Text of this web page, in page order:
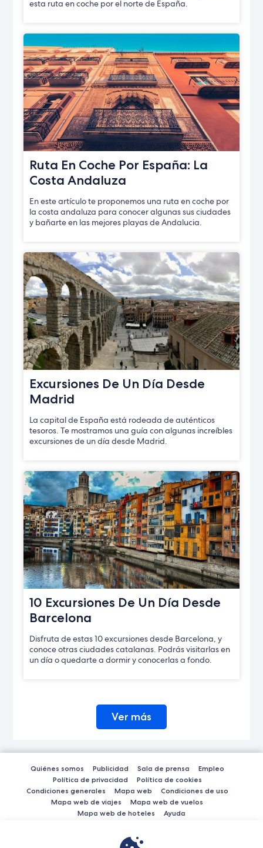
esta ruta en coche por el norte de España.
Ruta En Coche Por España: La
Costa Andaluza
En este artículo te proponemos una ruta en coche por
la costa andaluza para conocer algunas sus ciudades
y bañarte en las mejores playas de Andalucia.
Excursiones De Un Día Desde
Madrid
La capital de España está rodeada de auténticos
tesoros. Te mostramos una guía con algunas increíbles
excursiones de un día desde Madrid.
10 Excursiones De Un Día Desde
Barcelona
Disfruta de estas 10 excursiones desde Barcelona, y
conoce otras ciudades catalanas. Podrás visitarlas en
un día o quedarte a dormir y conocerlas a fondo.
Ver más
Quiénes somos Publicidad Sala de prensa
Empleo
Política de privacidad
Política de cookies
Condiciones generales
Mapa web
Condiciones de uso
Mapa web de viajes
Mapa web de vuelos
Mapa web de hoteles
Ayuda
El sitio web de Expedia.es permite pagar con American Express, Diner's